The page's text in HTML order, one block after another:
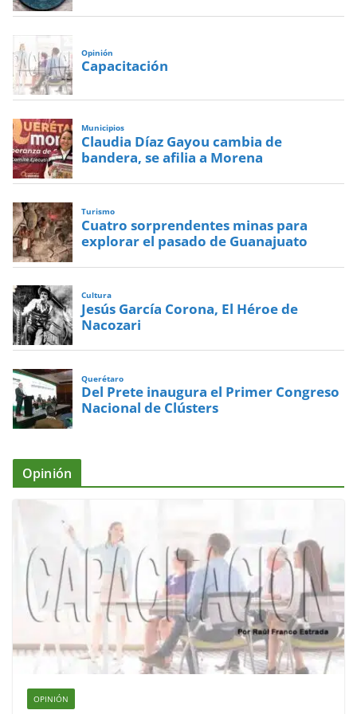
Opinión
Capacitación
Municipios
Claudia Díaz Gayou cambia de
bandera, se afilia a Morena
Turismo
Cuatro sorprendentes minas para
explorar el pasado de Guanajuato
Cultura
Jesús García Corona, El Héroe de
Nacozari
Querétaro
Del Prete inaugura el Primer Congreso
Nacional de Clústers
Opinión
OPINIÓN